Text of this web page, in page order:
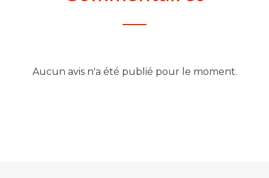
Aucun avis n'a été publié pour le moment.